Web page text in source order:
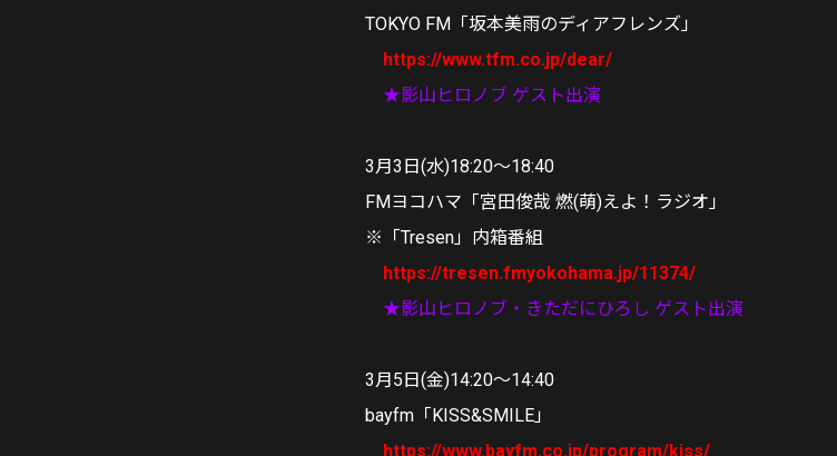
TOKYO FM「坂本美雨のディアフレンズ」
https://www.tfm.co.jp/dear/
★影山ヒロノブ ゲスト出演
3月3日(水)18:20〜18:40
FMヨコハマ「宮田俊哉 燃(萌)えよ！ラジオ」
※「Tresen」内箱番組
https://tresen.fmyokohama.jp/11374/
★影山ヒロノブ・きただにひろし ゲスト出演
3月5日(金)14:20〜14:40
bayfm「KISS&SMILE」
https://www.bayfm.co.jp/program/kiss/